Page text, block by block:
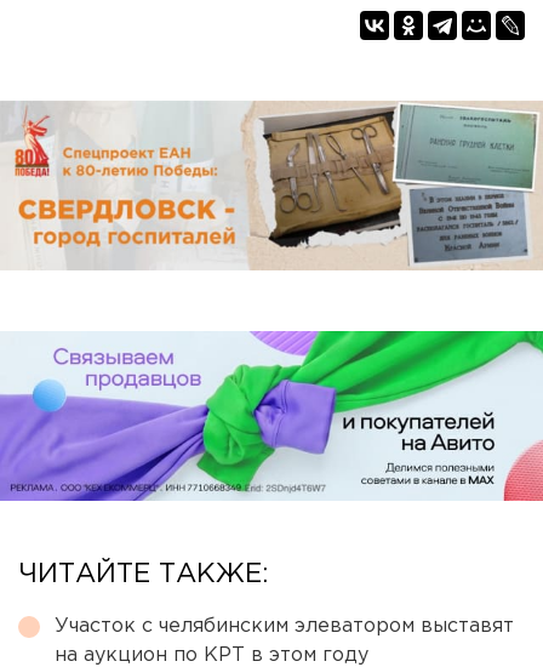
ЧИТАЙТЕ ТАКЖЕ:
Участок с челябинским элеватором выставят
на аукцион по КРТ в этом году